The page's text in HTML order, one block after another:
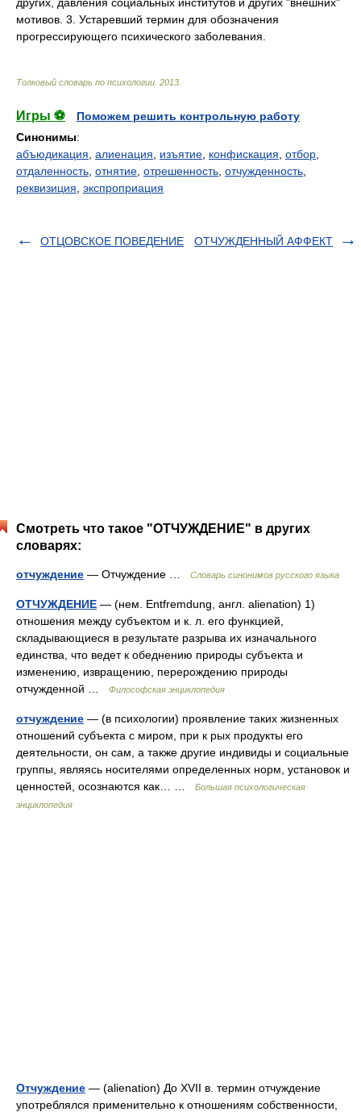
мотивов. 3. Устаревший термин для обозначения
прогрессирующего психического заболевания.
Толковый словарь по психологии 2013
Игры ⚽
Поможем решить контрольную работу
Синонимы:
абъюдикация алиенация изъятие конфискация отбор
отдаленность отнятие отрешенность отчужденность
реквизиция экспроприация
ОТЦОВСКОЕ ПОВЕДЕНИЕ ОТЧУЖДЕННЫЙ АФФЕКТ
Смотреть что такое "ОТЧУЖДЕНИЕ" в других
словарях:
отчуждение — Отчуждение … Словарь синонимов русского языка
ОТЧУЖДЕНИЕ — (нем. Entfremdung, англ. alienation) 1)
отношения между субъектом и к. л. его функцией,
складывающиеся в результате разрыва их изначального
единства, что ведет к обеднению природы субъекта и
изменению, извращению, перерождению природы
отчужденной …
Философская энциклопедия
отчуждение — (в психологии) проявление таких жизненных
отношений субъекта с миром, при к рых продукты его
деятельности, он сам, а также другие индивиды и социальные
группы, являясь носителями определенных норм, установок и
ценностей, осознаются как… …
Большая психологическая
энциклопедия
Отчуждение — (alienation) До XVII в. термин отчуждение
употреблялся применительно к отношениям собственности,